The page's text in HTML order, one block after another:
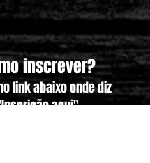
inscrever?
link abaixo onde diz
aqui".